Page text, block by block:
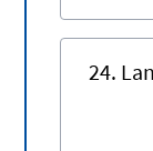
24.